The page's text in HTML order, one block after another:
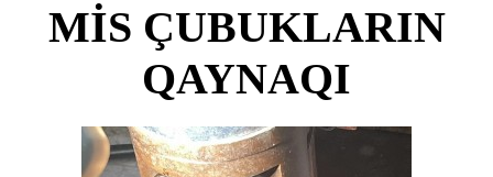
MİS ÇUBUKLARIN
QAYNAQI